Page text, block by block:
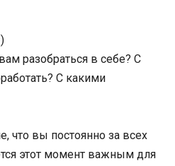
разобраться в себе? С
С какими
что вы постоянно за всех
этот момент важным для